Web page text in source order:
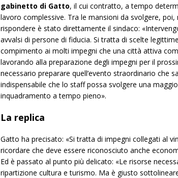
gabinetto di Gatto, il cui contratto, a tempo
lavoro complessive. Tra le mansioni da svolgere,
rispondere è stato direttamente il sindaco: «
avvalsi di persone di fiducia. Si tratta di scelte
compimento ai molti impegni che una città attiva
lavorando alla preparazione degli impegni per il
necessario preparare quell’evento straordinario che
indispensabile che lo staff possa svolgere una
inquadramento a tempo pieno».
La replica
Gatto ha precisato: «Si tratta di impegni collegati al
ricordare che deve essere riconosciuto anche
Ed è passato al punto più delicato: «Le risorse
ripartizione cultura e turismo. Ma è giusto